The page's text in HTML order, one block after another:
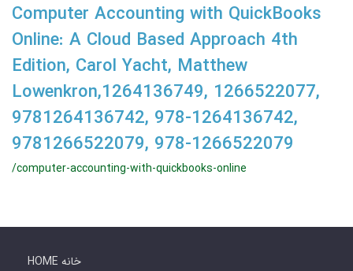
Computer Accounting with QuickBooks
Online: A Cloud Based Approach 4th
Edition, Carol Yacht, Matthew
Lowenkron,1264136749, 1266522077,
9781264136742, 978-1264136742,
9781266522079, 978-1266522079
/computer-accounting-with-quickbooks-online
HOME خانه